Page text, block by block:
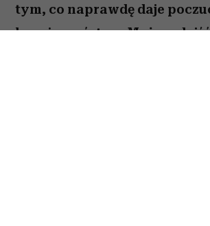
tym, co naprawdę daje
bezpieczeństwa. Możesz